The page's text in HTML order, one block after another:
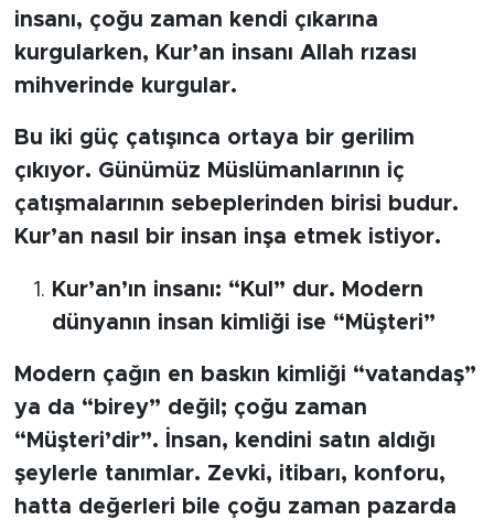
insanı, çoğu zaman kendi çıkarına
kurgularken, Kur’an insanı Allah rızası
mihverinde kurgular.
Bu iki güç çatışınca ortaya bir gerilim
çıkıyor. Günümüz Müslümanlarının iç
çatışmalarının sebeplerinden birisi budur.
Kur’an nasıl bir insan inşa etmek istiyor.
Kur’an’ın insanı: “Kul” dur. Modern
dünyanın insan kimliği ise “Müşteri”
Modern çağın en baskın kimliği “vatandaş”
ya da “birey” değil; çoğu zaman
“Müşteri’dir”. İnsan, kendini satın aldığı
şeylerle tanımlar. Zevki, itibarı, konforu,
hatta değerleri bile çoğu zaman pazarda
KÜLTÜR SANAT
YAŞAM
TARİHTEN GÜNÜMÜZE
TARİH
SAĞLIK
SİYASET
MEDYA KÖŞESİ